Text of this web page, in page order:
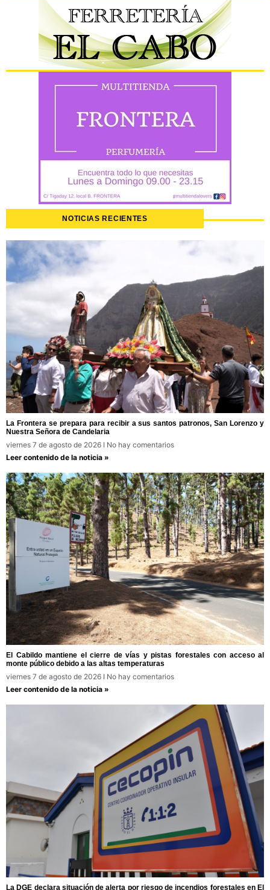
NOTICIAS RECIENTES
La Frontera se prepara para recibir a sus santos patronos, San Lorenzo y
Nuestra Señora de Candelaria
viernes 7 de agosto de 2026
No hay comentarios
Leer contenido de la noticia »
El Cabildo mantiene el cierre de vías y pistas forestales con acceso al
monte público debido a las altas temperaturas
viernes 7 de agosto de 2026
No hay comentarios
Leer contenido de la noticia »
La DGE declara situación de alerta por riesgo de incendios forestales en El